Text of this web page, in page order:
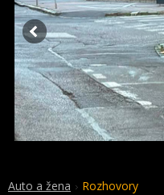
Auto a žena Rozhovory